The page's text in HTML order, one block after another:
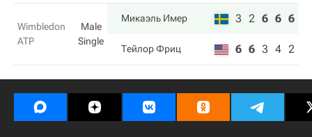
Wimbledon
ATP
Male
Single
Микаэль Имер 3 2 6 6 6
Тейлор Фриц 6 6 3 4 2